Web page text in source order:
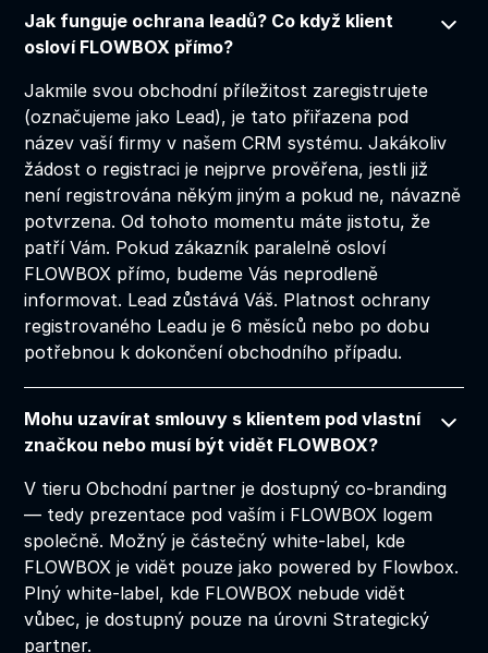
Jak funguje ochrana leadů? Co když klient
osloví FLOWBOX přímo?
Jakmile svou obchodní příležitost zaregistrujete
(označujeme jako Lead), je tato přiřazena pod
název vaší firmy v našem CRM systému. Jakákoliv
žádost o registraci je nejprve prověřena, jestli již
není registrována někým jiným a pokud ne, návazně
potvrzena. Od tohoto momentu máte jistotu, že
patří Vám. Pokud zákazník paralelně osloví
FLOWBOX přímo, budeme Vás neprodleně
informovat. Lead zůstává Váš. Platnost ochrany
registrovaného Leadu je 6 měsíců nebo po dobu
potřebnou k dokončení obchodního případu.
Mohu uzavírat smlouvy s klientem pod vlastní
značkou nebo musí být vidět FLOWBOX?
V tieru Obchodní partner je dostupný co-branding
— tedy prezentace pod vaším i FLOWBOX logem
společně. Možný je částečný white-label, kde
FLOWBOX je vidět pouze jako powered by Flowbox.
Plný white-label, kde FLOWBOX nebude vidět
vůbec, je dostupný pouze na úrovni Strategický
partner.